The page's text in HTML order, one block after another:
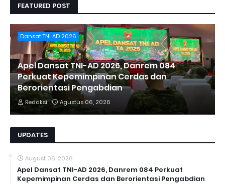
FEATURED POST
Dansat TNI AD 2026
Apel Dansat TNI-AD 2026, Danrem 084
Perkuat Kepemimpinan Cerdas dan
Berorientasi Pengabdian
Redaksi Agustus 06, 2026
UPDATES
August 06, 2026
Apel Dansat TNI-AD 2026, Danrem 084 Perkuat
Kepemimpinan Cerdas dan Berorientasi Pengabdian